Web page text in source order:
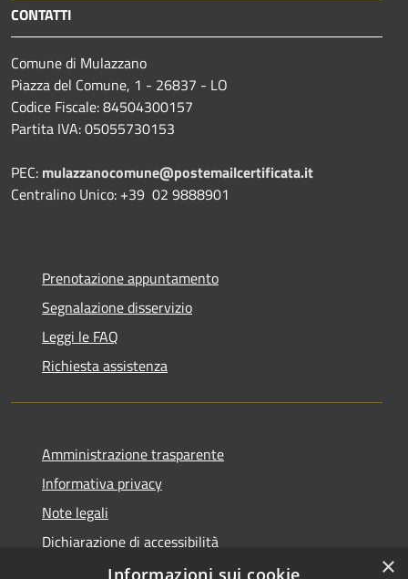
CONTATTI
Comune di Mulazzano
Piazza del Comune, 1 - 26837 - LO
Codice Fiscale: 84504300157
Partita IVA: 05055730153
PEC: mulazzanocomune@postemailcertificata.it
Centralino Unico: +39 02 9888901
Prenotazione appuntamento
Segnalazione disservizio
Leggi le FAQ
Richiesta assistenza
Amministrazione trasparente
Informativa privacy
Note legali
Dichiarazione di accessibilità
Obiettivi di accessibilità
×
Informazioni sui cookie